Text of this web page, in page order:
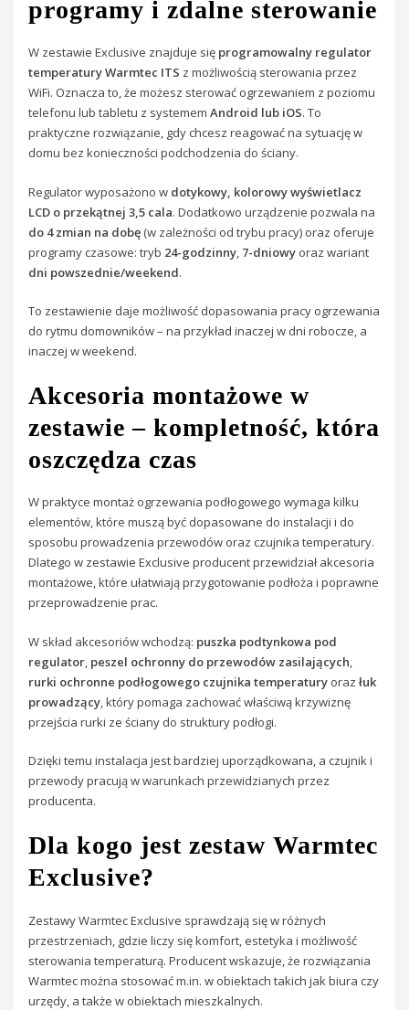
programy i zdalne sterowanie
W zestawie Exclusive znajduje się programowalny regulator
temperatury Warmtec ITS z możliwością sterowania przez
WiFi. Oznacza to, że możesz sterować ogrzewaniem z poziomu
telefonu lub tabletu z systememAndroid lub iOS. To
praktyczne rozwiązanie, gdy chcesz reagować na sytuację w
domu bez konieczności podchodzenia do ściany.
Regulator wyposażono w dotykowy, kolorowy wyświetlacz
LCD o przekątnej 3,5 cala. Dodatkowo urządzenie pozwala na
do 4 zmian na dobę (w zależności od trybu pracy) oraz oferuje
programy czasowe: tryb 24-godzinny, 7-dniowy oraz wariant
dni powszednie/weekend.
To zestawienie daje możliwość dopasowania pracy ogrzewania
do rytmu domowników – na przykład inaczej w dni robocze, a
inaczej w weekend.
Akcesoria montażowe w
zestawie – kompletność, która
oszczędza czas
W praktyce montaż ogrzewania podłogowego wymaga kilku
elementów, które muszą być dopasowane do instalacji i do
sposobu prowadzenia przewodów oraz czujnika temperatury.
Dlatego w zestawie Exclusive producent przewidział akcesoria
montażowe, które ułatwiają przygotowanie podłoża i poprawne
przeprowadzenie prac.
W skład akcesoriów wchodzą: puszka podtynkowa pod
regulator, peszel ochronny do przewodów zasilających,
rurki ochronne podłogowego czujnika temperatury orazłuk
prowadzący, który pomaga zachować właściwą krzywiznę
przejścia rurki ze ściany do struktury podłogi.
Dzięki temu instalacja jest bardziej uporządkowana, a czujnik i
przewody pracują w warunkach przewidzianych przez
producenta.
Dla kogo jest zestaw Warmtec
Exclusive?
Zestawy Warmtec Exclusive sprawdzają się w różnych
przestrzeniach, gdzie liczy się komfort, estetyka i możliwość
sterowania temperaturą. Producent wskazuje, że rozwiązania
Warmtec można stosować m.in. w obiektach takich jak biura czy
urzędy, a także w obiektach mieszkalnych.